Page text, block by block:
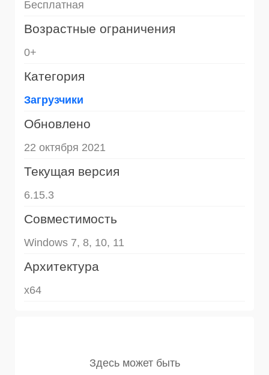
Бесплатная
Возрастные ограничения
0+
Категория
Загрузчики
Обновлено
22 октября 2021
Текущая версия
6.15.3
Совместимость
Windows 7, 8, 10, 11
Архитектура
x64